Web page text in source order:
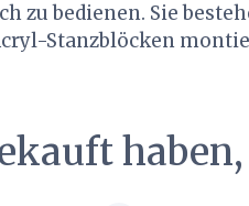
zu bedienen. Sie
Stanzblöcken